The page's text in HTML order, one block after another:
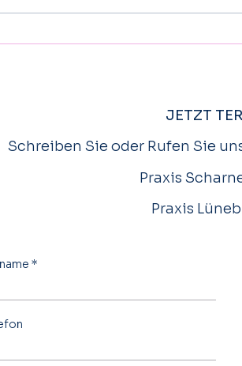
JETZT
Schreiben Sie oder Rufen Sie
Praxis
Praxis